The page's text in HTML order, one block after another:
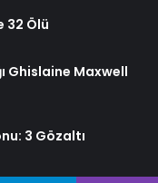
32 Ölü
Ghislaine Maxwell
3 Gözaltı